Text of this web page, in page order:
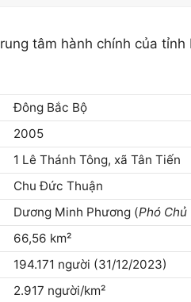
tâm hành chính của
Đông Bắc Bộ
2005
1 Lê Thánh Tông, xã Tân Tiến
Chu Đức Thuận
Dương Minh Phương (Phó
66,56 km²
194.171 người (31/12/2023)
2.917 người/km²